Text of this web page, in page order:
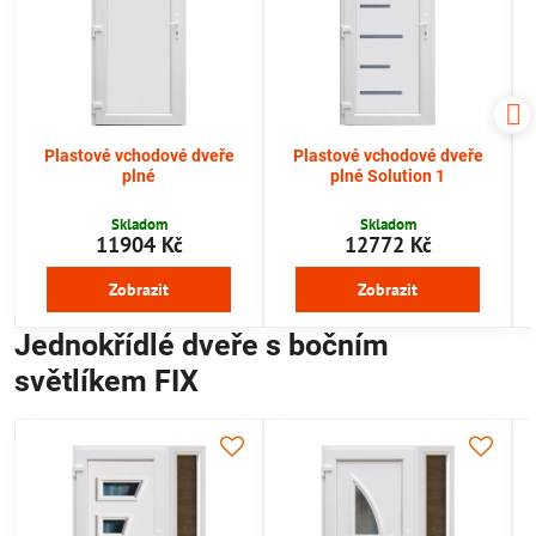
Plastové vchodové dveře
plné
Skladom
11904 Kč
Zobrazit
Plastové vchodové dveře
plné Solution 1
Skladom
12772 Kč
Zobrazit
Jednokřídlé dveře s bočním
světlíkem FIX